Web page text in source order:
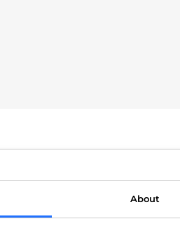
care are în
potenţialul de dezvoltare
About